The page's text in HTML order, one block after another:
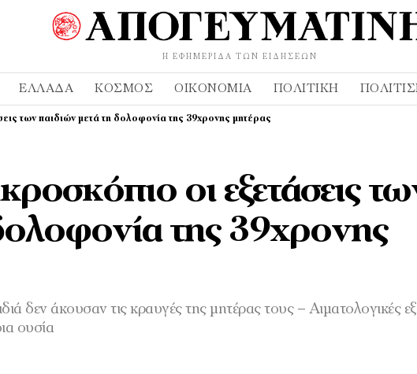
Η ΕΦΗΜΕΡΊΔΑ ΤΩΝ ΕΙΔΉΣΕΩΝ
ΕΛΛΆΔΑ ΚΌΣΜΟΣ ΟΙΚΟΝΟΜΊΑ ΠΟΛΙΤΙΚΉ
των παιδιών μετά τη δολοφονία της 39χρονης μητέρας
οι εξετάσεις
της 39χρονης
δεν άκουσαν τις κραυγές της μητέρας τους – Αιματολογικές
ουσία